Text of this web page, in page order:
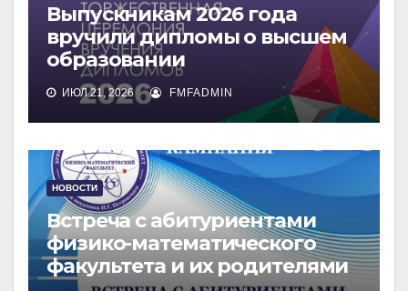
Выпускникам 2026 года
вручили дипломы о высшем
образовании
ИЮЛ 21, 2026 FMFADMIN
НОВОСТИ
Встреча с абитуриентами
физико-математического
факультета и их родителями